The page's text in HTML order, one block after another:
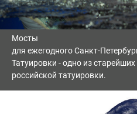
Мосты
для ежегодного Санкт-
Татуировки - одно из
российской татуировки.